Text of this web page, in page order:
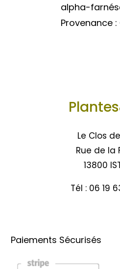
alpha-
Provenance :
Le Clos
Rue de la
13800
Tél : 06 19
Paiements Sécurisés